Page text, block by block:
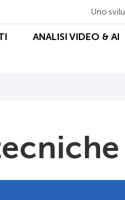
Uno
ANALISI VIDEO & AI